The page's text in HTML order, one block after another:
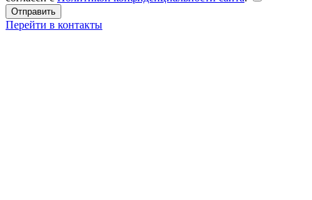
Перейти в контакты